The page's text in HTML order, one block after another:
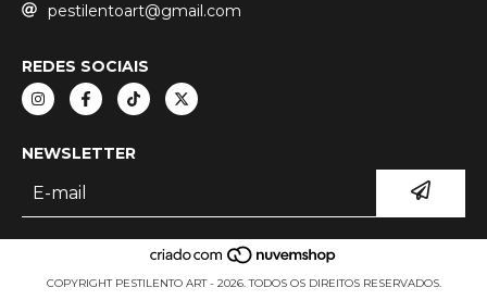
pestilentoart@gmail.com
REDES SOCIAIS
NEWSLETTER
COPYRIGHT PESTILENTO ART - 2026. TODOS OS DIREITOS RESERVADOS.